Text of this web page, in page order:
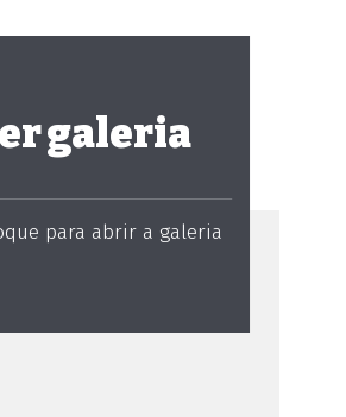
galeria
para abrir a galeria